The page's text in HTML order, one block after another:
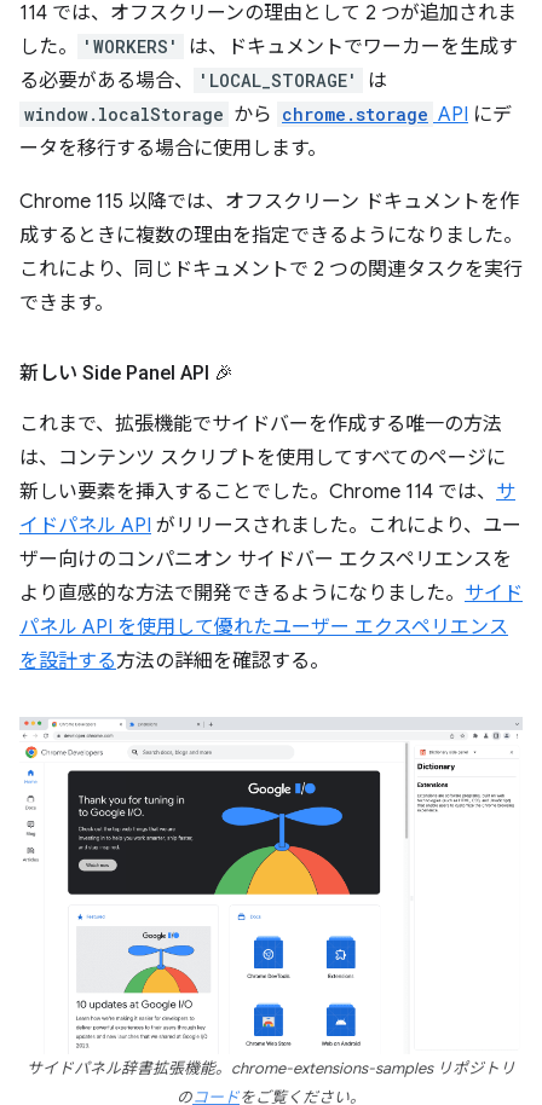
114 では、オフスクリーンの理由として 2 つが追加されま
した。
'WORKERS'
は、ドキュメントでワーカーを生成す
る必要がある場合、
'LOCAL_STORAGE' は
window.localStorage から chrome.storage API にデ
ータを移行する場合に使用します。
Chrome 115 以降では、オフスクリーン ドキュメントを作
成するときに複数の理由を指定できるようになりました。
これにより、同じドキュメントで 2 つの関連タスクを実行
できます。
新しい Side Panel API 🎉
これまで、拡張機能でサイドバーを作成する唯一の方法
は、コンテンツ スクリプトを使用してすべてのページに
新しい要素を挿入することでした。Chrome 114 では、 サ
イドパネル API がリリースされました。これにより、ユー
ザー向けのコンパニオン サイドバー エクスペリエンスを
より直感的な方法で開発できるようになりました。 サイド
パネル API を使用して優れたユーザー エクスペリエンス
を設計する方法の詳細を確認する。
サイドパネル辞書拡張機能。chrome-extensions-samples リポジトリ
のコードをご覧ください。